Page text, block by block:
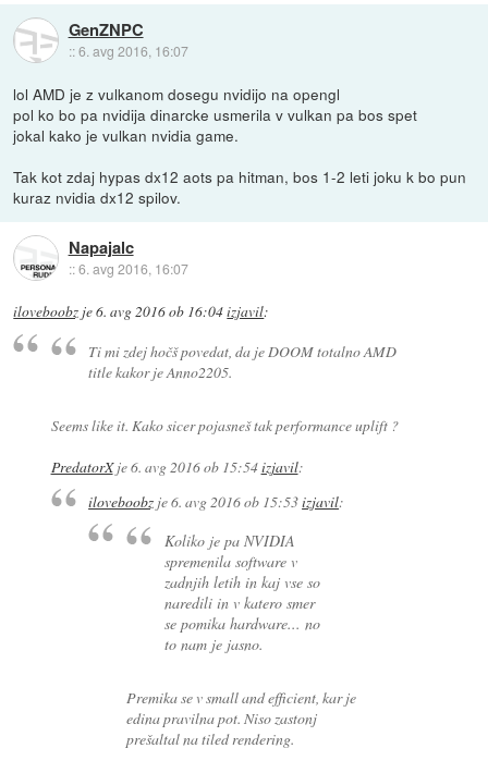
GenZNPC
::6. avg 2016, 16:07
lol AMD je z vulkanom dosegu nvidijo na opengl
pol ko bo pa nvidija dinarcke usmerila v vulkan pa bos spet
jokal kako je vulkan nvidia game.
Tak kot zdaj hypas dx12 aots pa hitman, bos 1-2 leti joku k bo pun
kuraz nvidia dx12 spilov.
Napajalc
::6. avg 2016, 16:07
iloveboobz je6. avg 2016 ob 16:04izjavil:
Ti mi zdej hočš povedat, da je DOOM totalno AMD
title kakor je Anno2205.
Seems like it. Kako sicer pojasneš tak performance uplift ?
PredatorXje6. avg 2016 ob 15:54izjavil:
iloveboobz je6. avg 2016 ob 15:53izjavil:
Koliko je pa NVIDIA
spremenila software v
zadnjih letih in kaj vse so
naredili in v katero smer
se pomika hardware... no
to nam je jasno.
Premika se v small and efficient, kar je
edina pravilna pot. Niso zastonj
prešaltal na tiled rendering.